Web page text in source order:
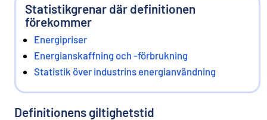
Statistikgrenar där definitionen
förekommer
Energipriser
Energianskaffning och -förbrukning
Statistik över industrins energianvändning
Definitionens giltighetstid